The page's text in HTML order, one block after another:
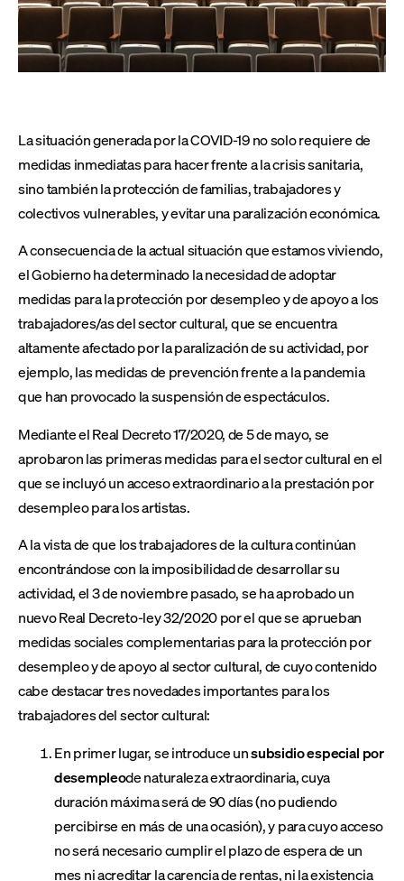
La situación generada por la COVID-19 no solo requiere de
medidas inmediatas para hacer frente a la crisis sanitaria,
sino también la protección de familias, trabajadores y
colectivos vulnerables, y evitar una paralización económica.
A consecuencia de la actual situación que estamos viviendo,
el Gobierno ha determinado la necesidad de adoptar
medidas para la protección por desempleo y de apoyo a los
trabajadores/as del sector cultural, que se encuentra
altamente afectado por la paralización de su actividad, por
ejemplo, las medidas de prevención frente a la pandemia
que han provocado la suspensión de espectáculos.
Mediante el Real Decreto 17/2020, de 5 de mayo, se
aprobaron las primeras medidas para el sector cultural en el
que se incluyó un acceso extraordinario a la prestación por
desempleo para los artistas.
A la vista de que los trabajadores de la cultura continúan
encontrándose con la imposibilidad de desarrollar su
actividad, el 3 de noviembre pasado, se ha aprobado un
nuevo Real Decreto-ley 32/2020 por el que se aprueban
medidas sociales complementarias para la protección por
desempleo y de apoyo al sector cultural, de cuyo contenido
cabe destacar tres novedades importantes para los
trabajadores del sector cultural:
En primer lugar, se introduce unsubsidio especial por
desempleode naturaleza extraordinaria, cuya
duración máxima será de 90 días (no pudiendo
percibirse en más de una ocasión), y para cuyo acceso
no será necesario cumplir el plazo de espera de un
mes ni acreditar la carencia de rentas, ni la existencia